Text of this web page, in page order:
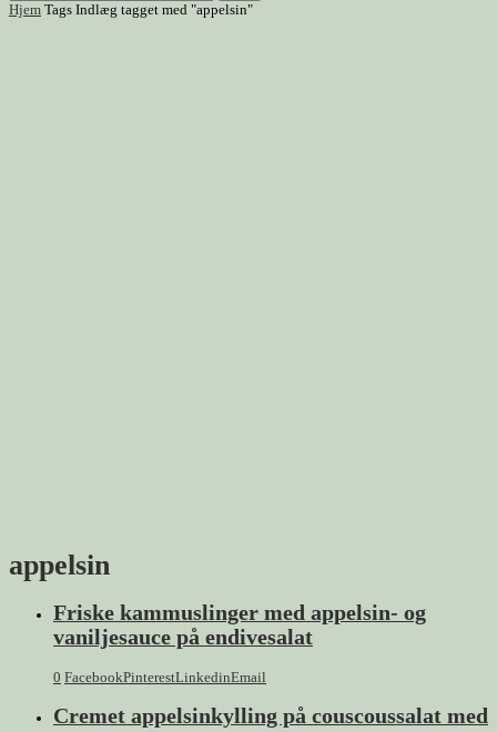
Hjem Tags Indlæg tagget med "appelsin"
appelsin
Friske kammuslinger med appelsin- og
vaniljesauce på endivesalat
0 FacebookPinterestLinkedinEmail
Cremet appelsinkylling på couscoussalat med